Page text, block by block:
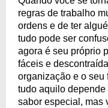
regras de trabalho
ordens e de ter
tudo pode ser
agora é seu próprio
fáceis e
organização e o seu
tudo aquilo depende
sabor especial, mas